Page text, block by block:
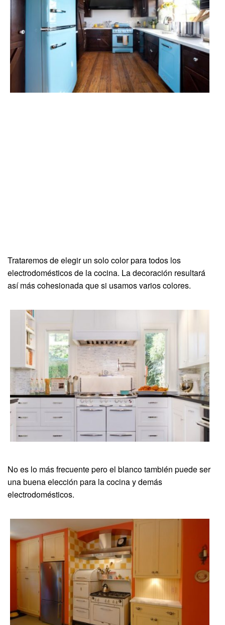
Trataremos de elegir un solo color para todos los
electrodomésticos de la cocina. La decoración resultará
así más cohesionada que si usamos varios colores.
No es lo más frecuente pero el blanco también puede ser
una buena elección para la cocina y demás
electrodomésticos.